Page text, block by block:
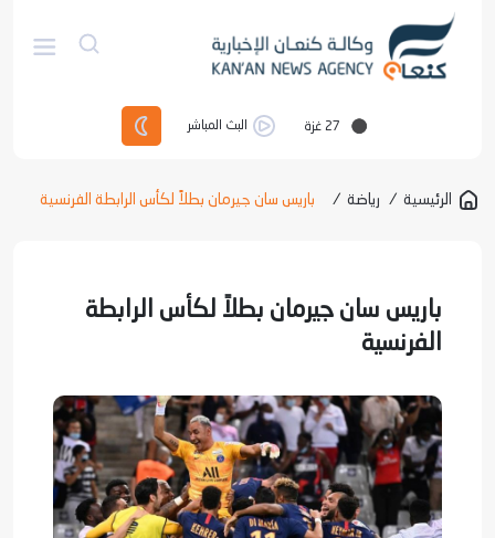
27 غزة البث المباشر
الرئيسية / رياضة / باريس سان جيرمان بطلاً لكأس الرابطة الفرنسية
باريس سان جيرمان بطلاً لكأس الرابطة
الفرنسية